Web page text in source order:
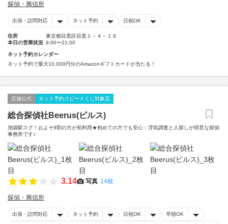
探偵・興信所
出張・訪問対応 ネット予約 日祝OK
住所
東京都目黒区目黒１－４－１６
本日の営業状況 9:00〜21:00
ネット予約カレンダー
ネット予約で最大10,000円分のAmazonギフトカードが当たる！
店舗公式 ネット予約スピードくじ対象店
総合探偵社Beerus(ビルス)
池袋駅スグ！およそ9割の方が初利用★初めての方でも安心：浮気調査と人探しが得意な探偵
事務所です♪
3.14 写真 14枚
探偵・興信所
出張・訪問対応 ネット予約 日祝OK 早朝OK